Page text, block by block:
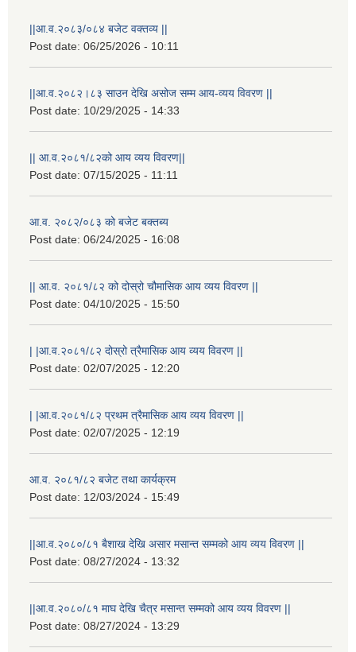
||आ.व.२०८३/०८४ बजेट वक्तव्य ||
Post date: 06/25/2026 - 10:11
||आ.व.२०८२।८३ साउन देखि असोज सम्म आय-व्यय विवरण ||
Post date: 10/29/2025 - 14:33
|| आ.व.२०८१/८२को आय व्यय विवरण||
Post date: 07/15/2025 - 11:11
आ.व. २०८२/०८३ को बजेट बक्तब्य
Post date: 06/24/2025 - 16:08
|| आ.व. २०८१/८२ को दोस्रो चौमासिक आय व्यय विवरण ||
Post date: 04/10/2025 - 15:50
| |आ.व.२०८१/८२ दोस्रो त्रैमासिक आय व्यय विवरण ||
Post date: 02/07/2025 - 12:20
| |आ.व.२०८१/८२ प्रथम त्रैमासिक आय व्यय विवरण ||
Post date: 02/07/2025 - 12:19
आ.व. २०८१/८२ बजेट तथा कार्यक्रम
Post date: 12/03/2024 - 15:49
||आ.व.२०८०/८१ बैशाख देखि असार मसान्त सम्मको आय व्यय विवरण ||
Post date: 08/27/2024 - 13:32
||आ.व.२०८०/८१ माघ देखि चैत्र मसान्त सम्मको आय व्यय विवरण ||
Post date: 08/27/2024 - 13:29